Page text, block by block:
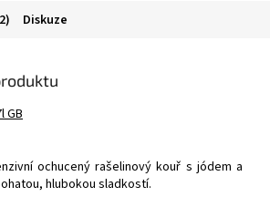
Diskuze
ochucený rašelinový kouř s jódem a
hlubokou sladkostí.